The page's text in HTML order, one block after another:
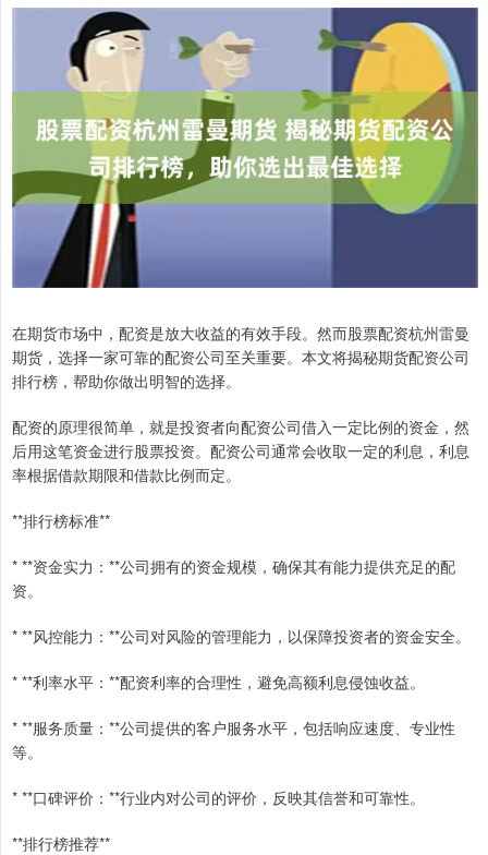
在期货市场中，配资是放大收益的有效手段。然而股票配资杭州雷曼
期货，选择一家可靠的配资公司至关重要。本文将揭秘期货配资公司
排行榜，帮助你做出明智的选择。
配资的原理很简单，就是投资者向配资公司借入一定比例的资金，然
后用这笔资金进行股票投资。配资公司通常会收取一定的利息，利息
率根据借款期限和借款比例而定。
**排行榜标准**
* **资金实力：**公司拥有的资金规模，确保其有能力提供充足的配
资。
* **风控能力：**公司对风险的管理能力，以保障投资者的资金安全。
* **利率水平：**配资利率的合理性，避免高额利息侵蚀收益。
* **服务质量：**公司提供的客户服务水平，包括响应速度、专业性
等。
* **口碑评价：**行业内对公司的评价，反映其信誉和可靠性。
**排行榜推荐**